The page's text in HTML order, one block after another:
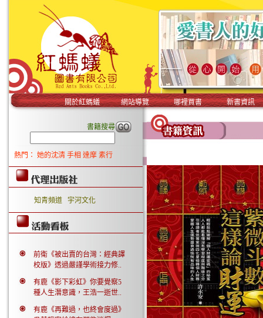
關於紅螞蟻 網站導覽 哪裡買書 新書資訊
書籍搜尋
熱門： 她的沈清 手相 達摩 素行
知青頻道 宇河文化
前衛《被出賣的台灣：經典譯
校版》透過嚴謹學術接力修..
有鹿《影下彩虹》你要覺察5
種人生潛意識，王浩一逝世..
有鹿《再難過，也終會度過》